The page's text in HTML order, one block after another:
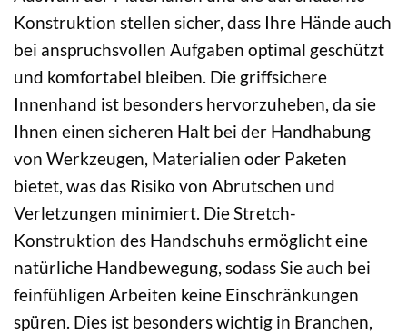
Konstruktion stellen sicher, dass Ihre Hände auch
bei anspruchsvollen Aufgaben optimal geschützt
und komfortabel bleiben. Die griffsichere
Innenhand ist besonders hervorzuheben, da sie
Ihnen einen sicheren Halt bei der Handhabung
von Werkzeugen, Materialien oder Paketen
bietet, was das Risiko von Abrutschen und
Verletzungen minimiert. Die Stretch-
Konstruktion des Handschuhs ermöglicht eine
natürliche Handbewegung, sodass Sie auch bei
feinfühligen Arbeiten keine Einschränkungen
spüren. Dies ist besonders wichtig in Branchen,